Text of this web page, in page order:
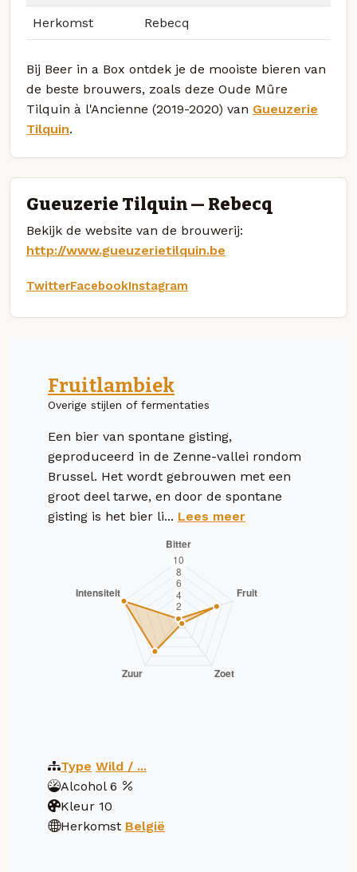
Herkomst Rebecq
Bij Beer in a Box ontdek je de mooiste bieren van
de beste brouwers, zoals deze Oude Mûre
Tilquin à l'Ancienne (2019-2020) van Gueuzerie
Tilquin.
Gueuzerie Tilquin — Rebecq
Bekijk de website van de brouwerij:
http://www.gueuzerietilquin.be
TwitterFacebookInstagram
Fruitlambiek
Overige stijlen of fermentaties
Een bier van spontane gisting,
geproduceerd in de Zenne-vallei rondom
Brussel. Het wordt gebrouwen met een
groot deel tarwe, en door de spontane
gisting is het bier li... Lees meer
Type Wild / ...
Alcohol 6
Kleur 10
Herkomst België